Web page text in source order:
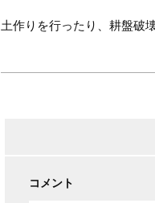
土作りを行ったり、耕盤破
コメント